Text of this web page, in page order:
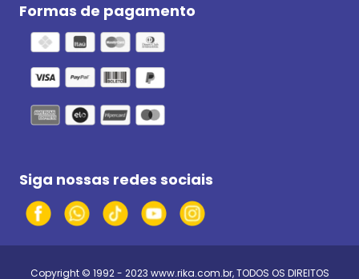
Formas de pagamento
Siga nossas redes sociais
Copyright © 1992 - 2023 www.rika.com.br, TODOS OS DIREITOS